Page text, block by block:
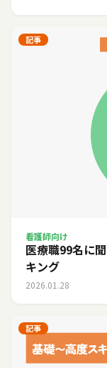
記事
看護師向け
医療職99名に
キング
2026.01.28
記事